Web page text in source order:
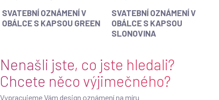
Svatební
oznámení
kapsou
Green
SVATEBNÍ OZNÁMENÍ V
OBÁLCE S KAPSOU GREEN
Svatební
oznámení
v
kapsou
Slonovina
SVATEBNÍ OZNÁMENÍ V
OBÁLCE S KAPSOU
SLONOVINA
Nenašli jste, co jste hledali?
Chcete něco výjimečného?
Vypracujeme Vám design oznámení na míru